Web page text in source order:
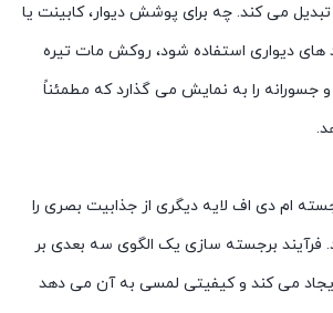
می کند. چه برای پوشش دیوار، کابینت یا
های دیواری استفاده شود، روکش مات تیره
و جسورانه را به نمایش می گذارد که مطمئناً
ام دی اف لایه دیگری از جذابیت بصری را
فرآیند برجسته سازی یک الگوی سه بعدی بر
می کند و کیفیتی لمسی به آن می دهد